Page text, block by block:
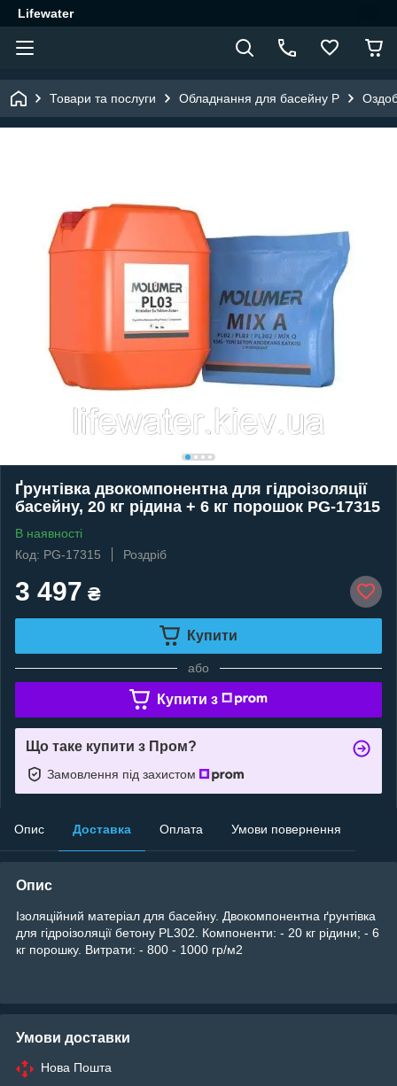
Lifewater
Товари та послуги Обладнання для басейну P
Ґрунтівка двокомпонентна для гідроізоляції
басейну, 20 кг рідина + 6 кг порошок PG-17315
В наявності
Код: PG-17315
Роздріб
3 497 ₴
Купити
або
Купити з
Що таке купити з Пром?
Замовлення під захистом
Опис Доставка Оплата Умови повернення
Опис
Ізоляційний матеріал для басейну. Двокомпонентна ґрунтівка
для гідроізоляції бетону PL302. Компоненти: - 20 кг рідини; - 6
кг порошку. Витрати: - 800 - 1000 гр/м2
Умови доставки
Нова Пошта